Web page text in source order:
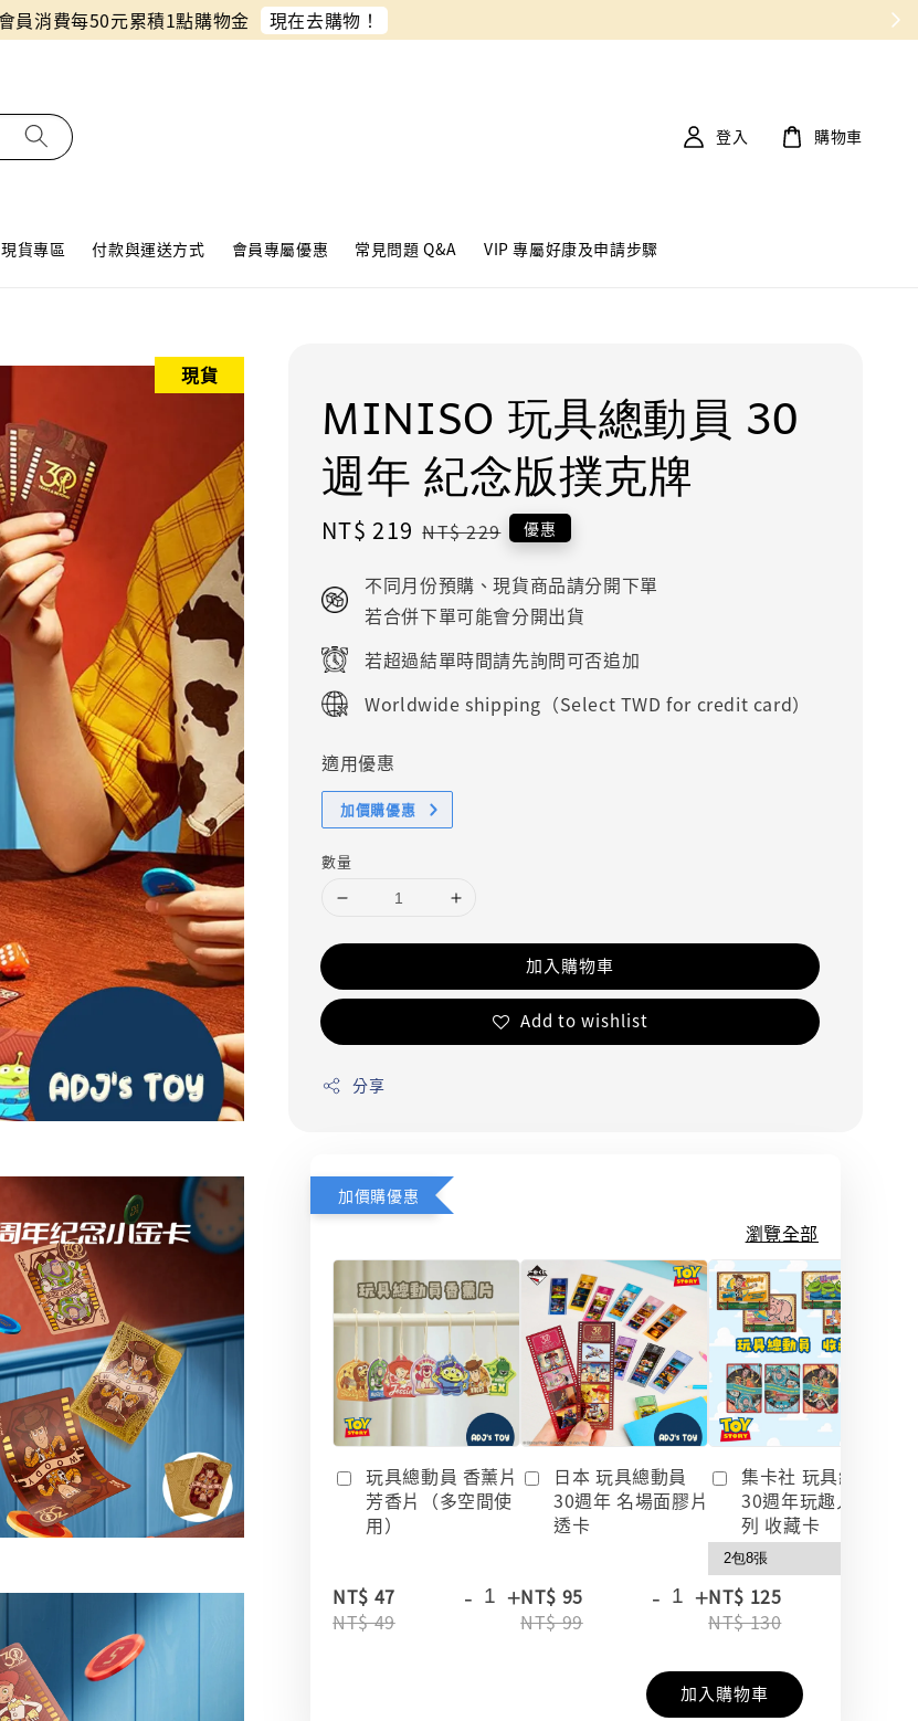
同月份預購單免費合併！只需付一筆運費
現貨專區 付款與運送方式 會員專屬優惠 常見問題 Q&A VIP 專屬好康及申請步驟
登入 購物車
現貨
MINISO 玩具總動員 30
週年 紀念版撲克牌
Sale
NT$ 219 Regular
NT$ 229 優惠
不同月份預購、現貨商品請分開下單
若合併下單可能會分開出貨
若超過結單時間請先詢問可否追加
Worldwide shipping（Select TWD for credit card）
適用優惠
加價購優惠
數量
加入購物車
Add to wishlist
分享
加價購優惠
瀏覽全部
玩具總動員 香薰片
芳香片（多空間使
用）
NT$ 47
NT$ 49
- +
日本 玩具總動員
30週年 名場面膠片
透卡
NT$ 95
NT$ 99
- +
集卡社 玩具總動員
30週年玩趣人生系
列 收藏卡
NT$ 125
NT$ 130
加入購物車